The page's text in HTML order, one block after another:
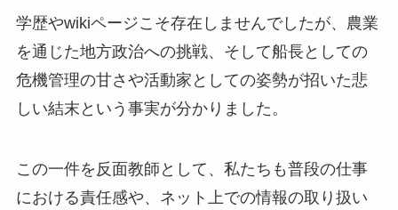
学歴やwikiページこそ存在しませんでしたが、農業
を通じた地方政治への挑戦、そして船長としての
危機管理の甘さや活動家としての姿勢が招いた悲
しい結末という事実が分かりました。
この一件を反面教師として、私たちも普段の仕事
における責任感や、ネット上での情報の取り扱い